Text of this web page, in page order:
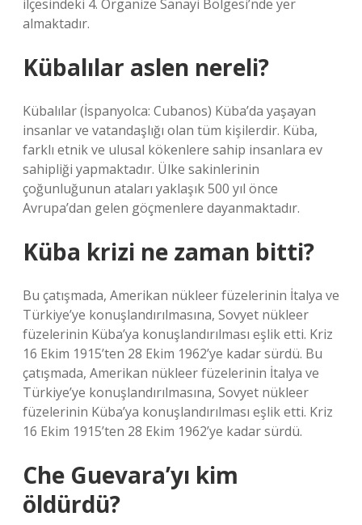
ilçesindeki 4. Organize Sanayi Bölgesi’nde yer
almaktadır.
Kübalılar aslen nereli?
Kübalılar (İspanyolca: Cubanos) Küba’da yaşayan
insanlar ve vatandaşlığı olan tüm kişilerdir. Küba,
farklı etnik ve ulusal kökenlere sahip insanlara ev
sahipliği yapmaktadır. Ülke sakinlerinin
çoğunluğunun ataları yaklaşık 500 yıl önce
Avrupa’dan gelen göçmenlere dayanmaktadır.
Küba krizi ne zaman bitti?
Bu çatışmada, Amerikan nükleer füzelerinin İtalya ve
Türkiye’ye konuşlandırılmasına, Sovyet nükleer
füzelerinin Küba’ya konuşlandırılması eşlik etti. Kriz
16 Ekim 1915’ten 28 Ekim 1962’ye kadar sürdü. Bu
çatışmada, Amerikan nükleer füzelerinin İtalya ve
Türkiye’ye konuşlandırılmasına, Sovyet nükleer
füzelerinin Küba’ya konuşlandırılması eşlik etti. Kriz
16 Ekim 1915’ten 28 Ekim 1962’ye kadar sürdü.
Che Guevara’yı kim
öldürdü?